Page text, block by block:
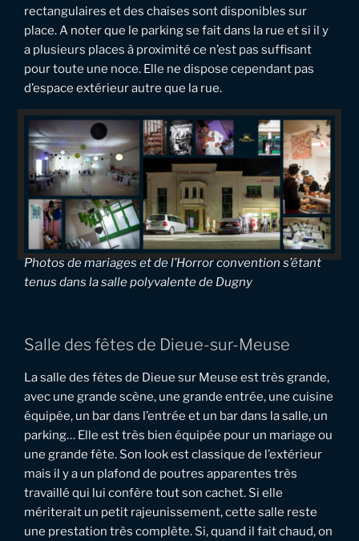
rectangulaires et des chaises sont disponibles sur
place. A noter que le parking se fait dans la rue et si il y
a plusieurs places à proximité ce n’est pas suffisant
pour toute une noce. Elle ne dispose cependant pas
d’espace extérieur autre que la rue.
Photos de mariages et de l’Horror convention s’étant
tenus dans la salle polyvalente de Dugny
Salle des fêtes de Dieue-sur-Meuse
La salle des fêtes de Dieue sur Meuse est très grande,
avec une grande scène, une grande entrée, une cuisine
équipée, un bar dans l’entrée et un bar dans la salle, un
parking… Elle est très bien équipée pour un mariage ou
une grande fête. Son look est classique de l’extérieur
mais il y a un plafond de poutres apparentes très
travaillé qui lui confère tout son cachet. Si elle
mériterait un petit rajeunissement, cette salle reste
une prestation très complète. Si, quand il fait chaud, on